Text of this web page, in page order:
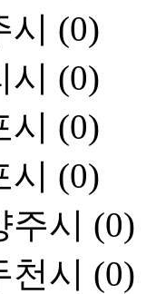
시 (0)
시 (0)
시 (0)
시 (0)
주시 (0)
천시 (0)